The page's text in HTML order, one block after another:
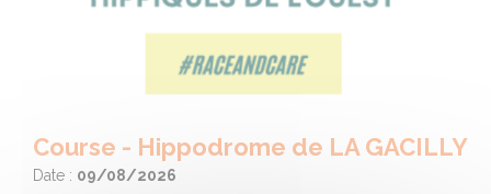
Course - Hippodrome de LA GACILLY
Date : 09/08/2026